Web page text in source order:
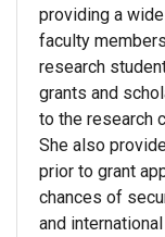
providing a
faculty
research
grants and
to the research
She also
prior to grant
chances of
and